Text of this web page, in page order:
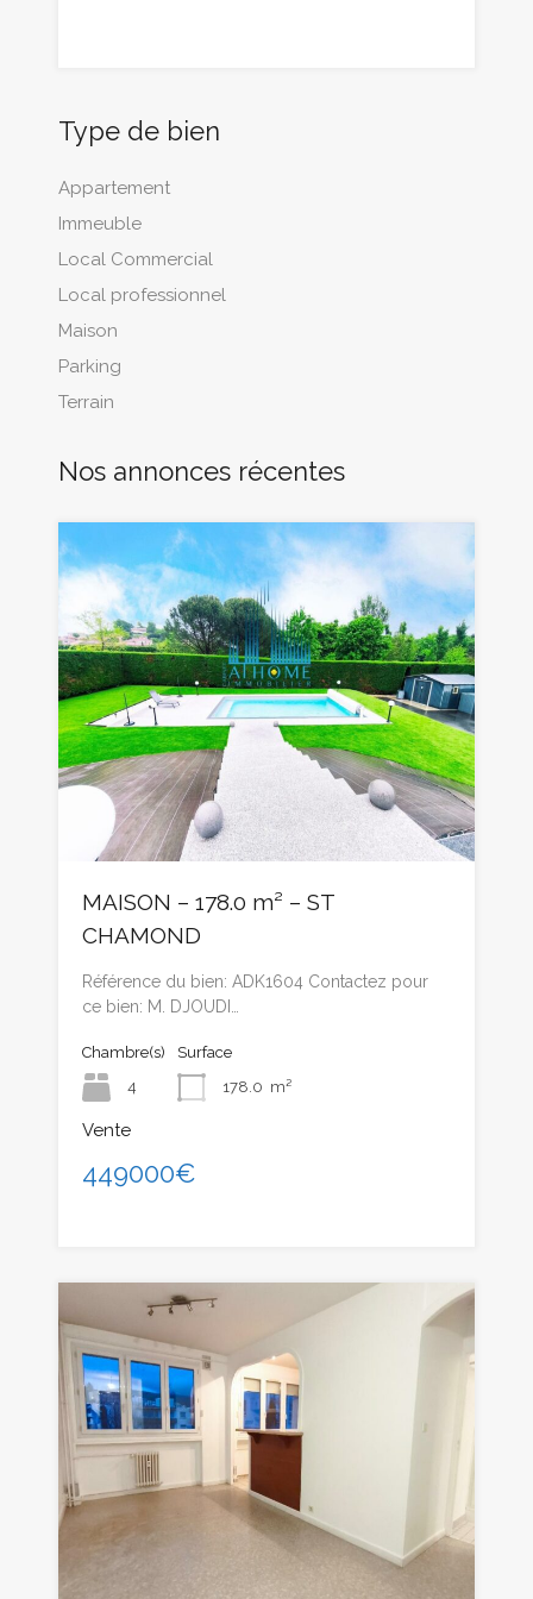
Type de bien
Appartement
Immeuble
Local Commercial
Local professionnel
Maison
Parking
Terrain
Nos annonces récentes
MAISON – 178.0 m² – ST
CHAMOND
Référence du bien: ADK1604 Contactez pour
ce bien: M. DJOUDI…
Chambre(s)
4
Surface
178.0 m²
Vente
449000€